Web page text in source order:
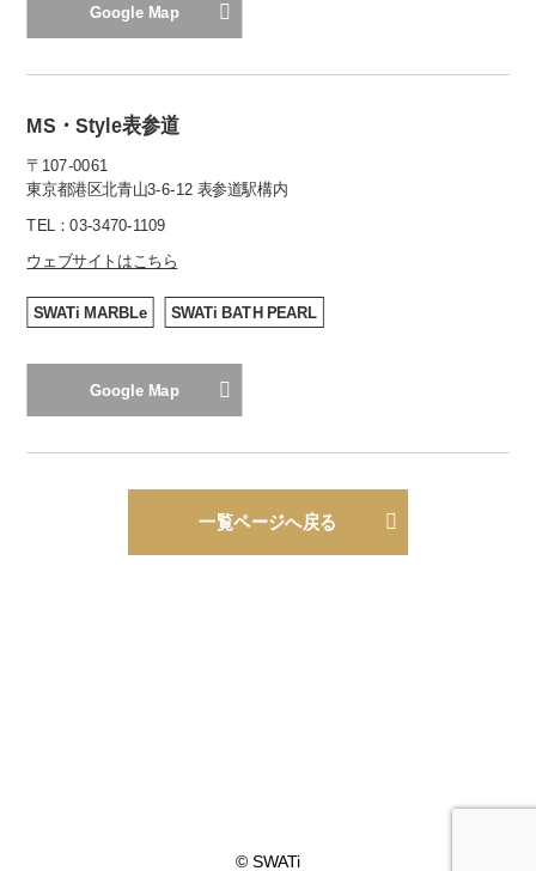
Google Map
MS・Style表参道
〒107-0061
東京都港区北青山3-6-12 表参道駅構内
TEL：03-3470-1109
ウェブサイトはこちら
SWATi MARBLe SWATi BATH PEARL
Google Map
一覧ページへ戻る
© SWATi